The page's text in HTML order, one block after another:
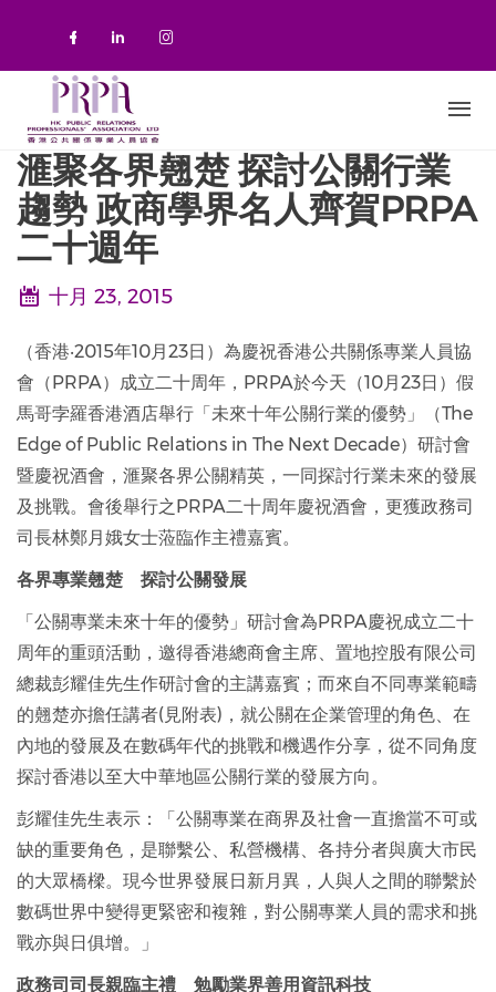
Check our social media on
Check our social media on
Check our social media on
滙聚各界翹楚 探討公關行業
趨勢 政商學界名人齊賀PRPA
二十週年
十月 23, 2015
（香港‧2015年10月23日）為慶祝香港公共關係專業人員協
會（PRPA）成立二十周年，PRPA於今天（10月23日）假
馬哥孛羅香港酒店舉行「未來十年公關行業的優勢」（The
Edge of Public Relations in The Next Decade）研討會
暨慶祝酒會，滙聚各界公關精英，一同探討行業未來的發展
及挑戰。會後舉行之PRPA二十周年慶祝酒會，更獲政務司
司長林鄭月娥女士蒞臨作主禮嘉賓。
各界專業翹楚 探討公關發展
「公關專業未來十年的優勢」研討會為PRPA慶祝成立二十
周年的重頭活動，邀得香港總商會主席、置地控股有限公司
總裁彭耀佳先生作研討會的主講嘉賓；而來自不同專業範疇
的翹楚亦擔任講者(見附表)，就公關在企業管理的角色、在
內地的發展及在數碼年代的挑戰和機遇作分享，從不同角度
探討香港以至大中華地區公關行業的發展方向。
彭耀佳先生表示：「公關專業在商界及社會一直擔當不可或
缺的重要角色，是聯繫公、私營機構、各持分者與廣大市民
的大眾橋樑。現今世界發展日新月異，人與人之間的聯繫於
數碼世界中變得更緊密和複雜，對公關專業人員的需求和挑
戰亦與日俱增。」
政務司司長親臨主禮 勉勵業界善用資訊科技